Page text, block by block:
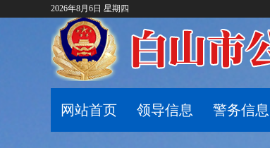
2026年8月6日 星期四
网站首页 领导信息 警务信息